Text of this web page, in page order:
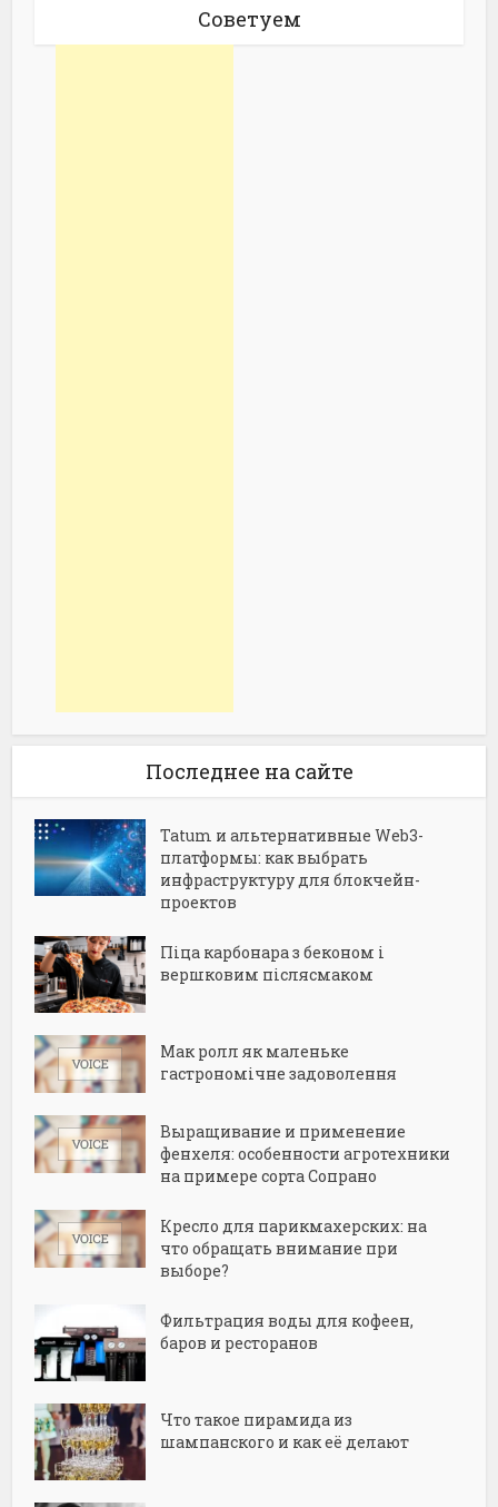
Советуем
Последнее на сайте
Tatum и альтернативные Web3-
платформы: как выбрать
инфраструктуру для блокчейн-
проектов
Піца карбонара з беконом і
вершковим післясмаком
Мак ролл як маленьке
гастрономічне задоволення
Выращивание и применение
фенхеля: особенности агротехники
на примере сорта Сопрано
Кресло для парикмахерских: на
что обращать внимание при
выборе?
Фильтрация воды для кофеен,
баров и ресторанов
Что такое пирамида из
шампанского и как её делают